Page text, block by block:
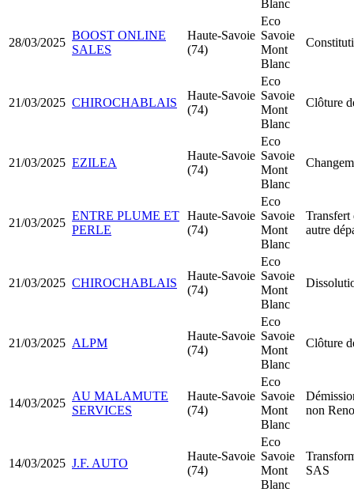
Blanc
28/03/2025
BOOST ONLINE
SALES
Haute-Savoie
(74)
Eco
Savoie
Mont
Blanc
21/03/2025 CHIROCHABLAIS
Haute-Savoie
(74)
Eco
Savoie
Mont
Blanc
Clôture
21/03/2025 EZILEA
Haute-Savoie
(74)
Eco
Savoie
Mont
Blanc
21/03/2025
ENTRE PLUME ET
PERLE
Haute-Savoie
(74)
Eco
Savoie
Mont
Blanc
Transfert
autre
21/03/2025 CHIROCHABLAIS
Haute-Savoie
(74)
Eco
Savoie
Mont
Blanc
21/03/2025 ALPM
Haute-Savoie
(74)
Eco
Savoie
Mont
Blanc
Clôture
14/03/2025
AU MALAMUTE
SERVICES
Haute-Savoie
(74)
Eco
Savoie
Mont
Blanc
non
14/03/2025 J.F. AUTO
Haute-Savoie
(74)
Eco
Savoie
Mont
Blanc
SAS